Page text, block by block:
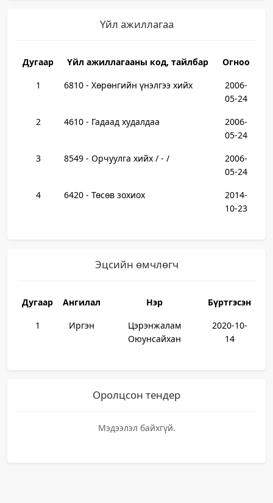
Үйл ажиллагаа
Дугаар Үйл ажиллагааны код, тайлбар
Огноо
1
6810 - Хөрөнгийн үнэлгээ хийх
2006-
05-24
2
4610 - Гадаад худалдаа
2006-
05-24
3
8549 - Орчуулга хийх / - /
2006-
05-24
4
6420 - Төсөв зохиох
2014-
10-23
Эцсийн өмчлөгч
Дугаар Ангилал Нэр
Бүртгэсэн
1
Иргэн
Цэрэнжалам
Оюунсайхан
2020-10-
14
Оролцсон тендер
Мэдээлэл байхгүй.